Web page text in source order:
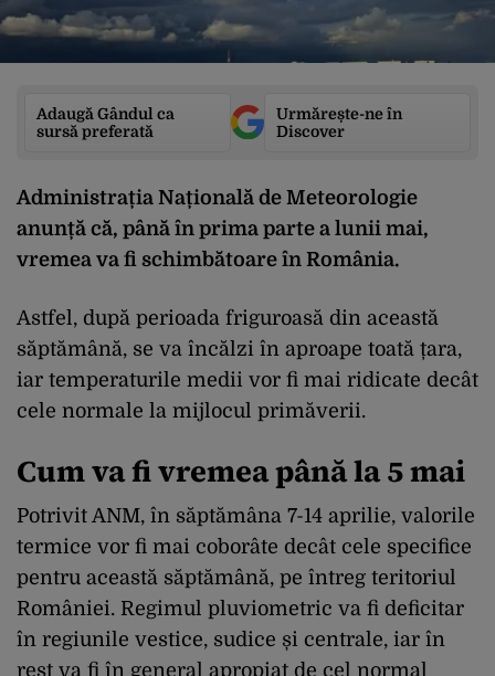
Adaugă Gândul ca
sursă preferată
Urmărește-ne în
Discover
Administrația Națională de Meteorologie
anunță că, până în prima parte a lunii mai,
vremea va fi schimbătoare în România.
Astfel, după perioada friguroasă din această
săptămână, se va încălzi în aproape toată țara,
iar temperaturile medii vor fi mai ridicate decât
cele normale la mijlocul primăverii.
Cum va fi vremea până la 5 mai
Potrivit ANM, în săptămâna 7-14 aprilie, valorile
termice vor fi mai coborâte decât cele specifice
pentru această săptămână, pe întreg teritoriul
României. Regimul pluviometric va fi deficitar
în regiunile vestice, sudice și centrale, iar în
rest va fi în general apropiat de cel normal